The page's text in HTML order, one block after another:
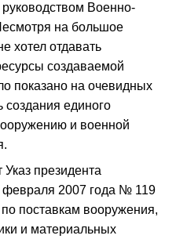
Военно-
на большое
хотел отдавать
создаваемой
показано на очевидных
создания единого
и военной
президента
февраля 2007 года № 119
поставкам вооружения,
и материальных